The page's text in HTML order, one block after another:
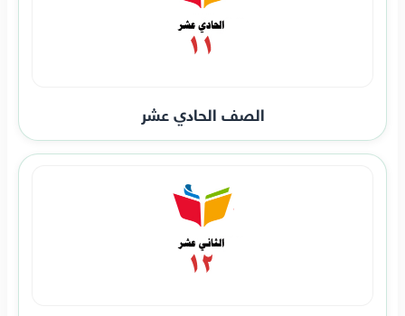
الصف الحادي عشر